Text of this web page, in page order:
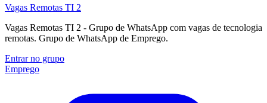
Vagas Remotas TI 2
Vagas Remotas TI 2 - Grupo de WhatsApp com vagas de tecnologia
remotas. Grupo de WhatsApp de Emprego.
Entrar no grupo
Emprego